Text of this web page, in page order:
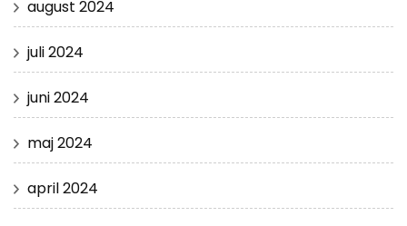
august 2024
juli 2024
juni 2024
maj 2024
april 2024